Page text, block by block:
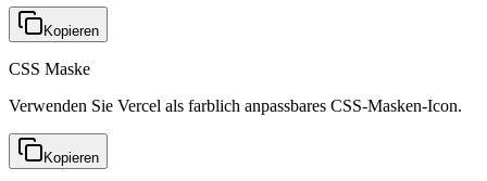
Kopieren
CSS Maske
Verwenden Sie Vercel als farblich anpassbares CSS-Masken-Icon.
Kopieren